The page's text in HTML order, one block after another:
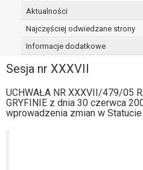
Aktualności
Najczęściej odwiedzane strony
Informacje dodatkowe
Sesja nr XXXVII
UCHWAŁA NR XXXVII/479/05
GRYFINIE z dnia 30 czerwca
wprowadzenia zmian w